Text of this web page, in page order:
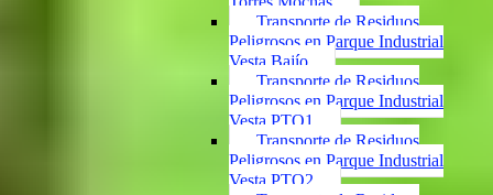
Transporte de Residuos
Peligrosos en Parque Industrial
Vesta Bajío
Transporte de Residuos
Peligrosos en Parque Industrial
Vesta PTO1
Transporte de Residuos
Peligrosos en Parque Industrial
Vesta PTO2